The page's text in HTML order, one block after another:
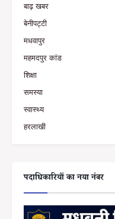
बाढ़ खबर
बेनीपट्टी
मधवापुर
महमदपुर कांड
शिक्षा
समस्या
स्वास्थ्य
हरलाखी
पदाधिकारियों का नया नंबर